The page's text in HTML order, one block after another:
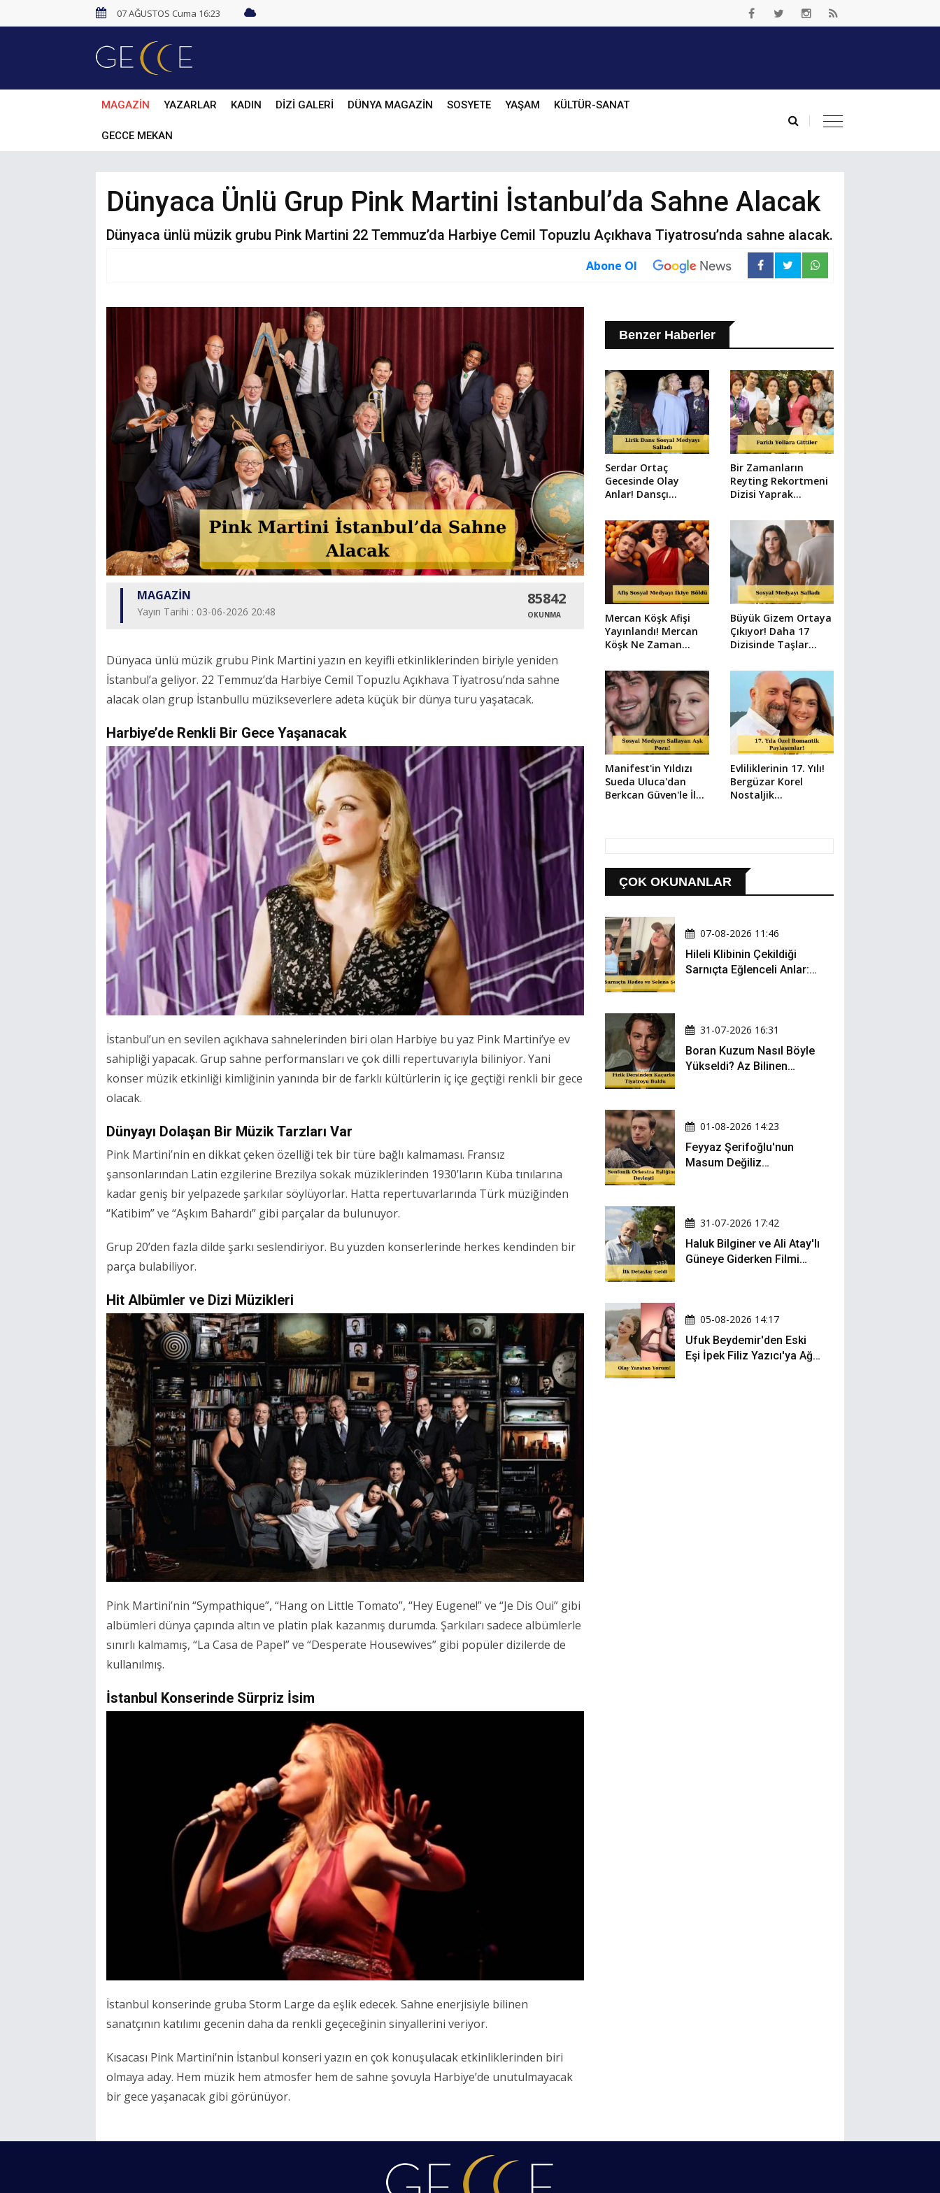
07 AĞUSTOS Cuma 16:23
MAGAZİN YAZARLAR KADIN DİZİ GALERİ DÜNYA MAGAZİN SOSYETE YAŞAM KÜLTÜR-SANAT
GECCE MEKAN
Dünyaca Ünlü Grup Pink Martini İstanbul’da Sahne Alacak
Dünyaca ünlü müzik grubu Pink Martini 22 Temmuz’da Harbiye Cemil Topuzlu Açıkhava Tiyatrosu’nda sahne alacak.
Abone Ol
MAGAZİN
Yayın Tarihi : 03-06-2026 20:48
85842
OKUNMA
Dünyaca ünlü müzik grubu Pink Martini yazın en keyifli etkinliklerinden biriyle yeniden
İstanbul’a geliyor. 22 Temmuz’da Harbiye Cemil Topuzlu Açıkhava Tiyatrosu’nda sahne
alacak olan grup İstanbullu müzikseverlere adeta küçük bir dünya turu yaşatacak.
Harbiye’de Renkli Bir Gece Yaşanacak
İstanbul’un en sevilen açıkhava sahnelerinden biri olan Harbiye bu yaz Pink Martini’ye ev
sahipliği yapacak. Grup sahne performansları ve çok dilli repertuvarıyla biliniyor. Yani
konser müzik etkinliği kimliğinin yanında bir de farklı kültürlerin iç içe geçtiği renkli bir gece
olacak.
Dünyayı Dolaşan Bir Müzik Tarzları Var
Pink Martini’nin en dikkat çeken özelliği tek bir türe bağlı kalmaması. Fransız
şansonlarından Latin ezgilerine Brezilya sokak müziklerinden 1930’ların Küba tınılarına
kadar geniş bir yelpazede şarkılar söylüyorlar. Hatta repertuvarlarında Türk müziğinden
“Katibim” ve “Aşkım Bahardı” gibi parçalar da bulunuyor.
Grup 20’den fazla dilde şarkı seslendiriyor. Bu yüzden konserlerinde herkes kendinden bir
parça bulabiliyor.
Hit Albümler ve Dizi Müzikleri
Pink Martini’nin “Sympathique”, “Hang on Little Tomato”, “Hey Eugene!” ve “Je Dis Oui” gibi
albümleri dünya çapında altın ve platin plak kazanmış durumda. Şarkıları sadece albümlerle
sınırlı kalmamış, “La Casa de Papel” ve “Desperate Housewives” gibi popüler dizilerde de
kullanılmış.
İstanbul Konserinde Sürpriz İsim
İstanbul konserinde gruba Storm Large da eşlik edecek. Sahne enerjisiyle bilinen
sanatçının katılımı gecenin daha da renkli geçeceğinin sinyallerini veriyor.
Kısacası Pink Martini’nin İstanbul konseri yazın en çok konuşulacak etkinliklerinden biri
olmaya aday. Hem müzik hem atmosfer hem de sahne şovuyla Harbiye’de unutulmayacak
bir gece yaşanacak gibi görünüyor.
Benzer Haberler
Serdar Ortaç
Gecesinde Olay
Anlar! Dansçı
Bacaklarına Sarıldı
Bir Zamanların
Reyting Rekortmeni
Dizisi Yaprak
Oyuncuları Şu An Ne
Yapıyor?
Mercan Köşk Afişi
Yayınlandı! Mercan
Köşk Ne Zaman
Büyük Gizem Ortaya
Çıkıyor! Daha 17
Dizisinde Taşlar
Manifest'in Yıldızı
Sueda Uluca'dan
Berkcan Güven'le İlk
Evliliklerinin 17. Yılı!
Bergüzar Korel
Nostaljik
ÇOK OKUNANLAR
07-08-2026 11:46
Hileli Klibinin Çekildiği
Sarnıçta Eğlenceli Anlar:
31-07-2026 16:31
Boran Kuzum Nasıl Böyle
Yükseldi? Az Bilinen
01-08-2026 14:23
Feyyaz Şerifoğlu'nun
Masum Değiliz
31-07-2026 17:42
Haluk Bilginer ve Ali Atay'lı
Güneye Giderken Filmi
05-08-2026 14:17
Ufuk Beydemir'den Eski
Eşi İpek Filiz Yazıcı'ya Ağır